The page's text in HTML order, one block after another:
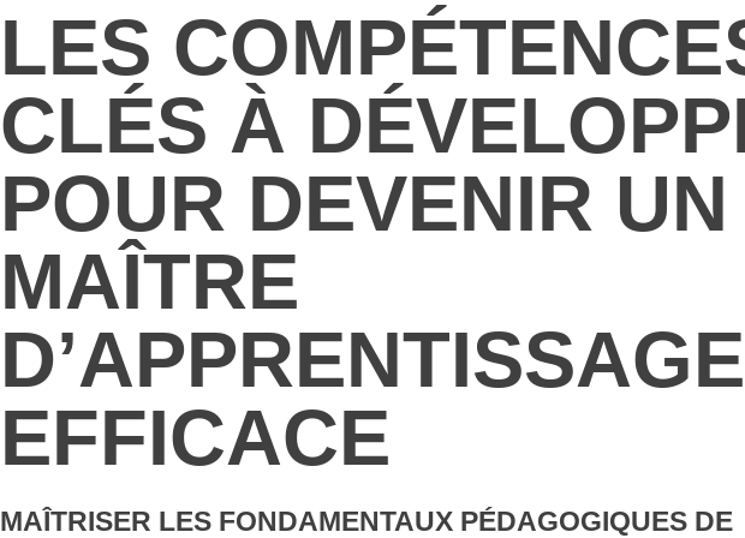
LES
CLÉS À
POUR DEVENIR UN
MAÎTRE
D’APPRENTISSAGE
EFFICACE
MAÎTRISER LES FONDAMENTAUX PÉDAGOGIQUES DE